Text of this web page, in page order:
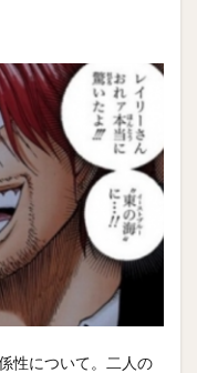
性について。二人の